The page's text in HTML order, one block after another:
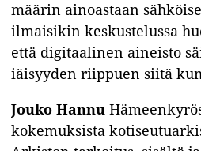
määrin ainoastaan
ilmaisikin keskustelussa
että digitaalinen aineisto
iäisyyden riippuen siitä
Jouko Hannu
kokemuksista